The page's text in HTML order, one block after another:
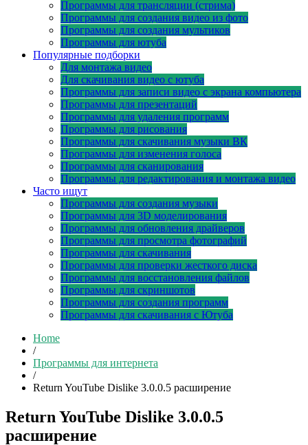
Программы для трансляции (стрима)
Программы для создания видео из фото
Программы для создания мультиков
Программы для ютуба
Популярные подборки
Для монтажа видео
Для скачивания видео с ютуба
Программы для записи видео с экрана компьютера
Программы для презентаций
Программы для удаления программ
Программы для рисования
Программы для скачивания музыки ВК
Программы для изменения голоса
Программы для сканирования
Программы для редактирования и монтажа видео
Часто ищут
Программы для создания музыки
Программы для 3D моделирования
Программы для обновления драйверов
Программы для просмотра фотографий
Программы для скачивания
Программы для проверки жесткого диска
Программы для восстановления файлов
Программы для скриншотов
Программы для создания программ
Программы для скачивания с Ютуба
Home
/
Программы для интернета
/
Return YouTube Dislike 3.0.0.5 расширение
Return YouTube Dislike 3.0.0.5
расширение